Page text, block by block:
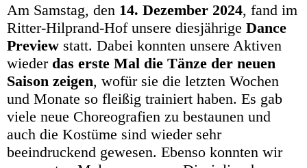
Am Samstag, den 14. Dezember 2024, fand im
Ritter-Hilprand-Hof unsere diesjährige Dance
Preview statt. Dabei konnten unsere Aktiven
wieder das erste Mal die Tänze der neuen
Saison zeigen, wofür sie die letzten Wochen
und Monate so fleißig trainiert haben. Es gab
viele neue Choreografien zu bestaunen und
auch die Kostüme sind wieder sehr
beeindruckend gewesen. Ebenso konnten wir